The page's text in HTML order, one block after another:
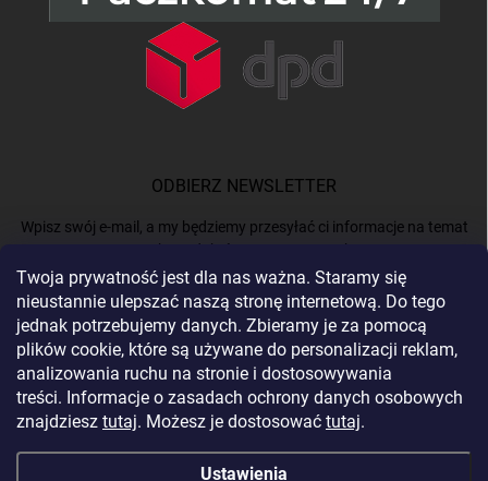
Twoja prywatność jest dla nas ważna. Staramy się
nieustannie ulepszać naszą stronę internetową. Do tego
jednak potrzebujemy danych. Zbieramy je za pomocą
plików cookie, które są używane do personalizacji reklam,
analizowania ruchu na stronie i dostosowywania
treści. Informacje o zasadach ochrony danych osobowych
znajdziesz tutaj. Możesz je dostosować tutaj.
Ustawienia
ODBIERZ NEWSLETTER
Wpisz swój e-mail, a my będziemy przesyłać ci informacje na temat
nowych produktów na naszym e-shop.
E-MAIL
Podając e-mail, akceptujeszpolitykę prywatności.
Zaloguj się